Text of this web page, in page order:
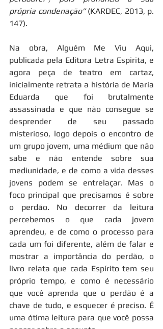
própria condenação” (KARDEC, 2013, p.
147).
Na obra, Alguém Me Viu Aqui,
publicada pela Editora Letra Espirita, e
agora peça de teatro em cartaz,
inicialmente retrata a história de Maria
Eduarda que foi brutalmente
assassinada e que não consegue se
desprender de seu passado
misterioso, logo depois o encontro de
um grupo jovem, uma médium que não
sabe e não entende sobre sua
mediunidade, e de como a vida desses
jovens podem se entrelaçar. Mas o
foco principal que precisamos é sobre
o perdão. No decorrer da leitura
percebemos o que cada jovem
aprendeu, e de como o processo para
cada um foi diferente, além de falar e
mostrar a importância do perdão, o
livro relata que cada Espírito tem seu
próprio tempo, e como é necessário
que você aprenda que o perdão é a
chave de tudo, e esquecer é preciso. É
uma ótima leitura para que você possa